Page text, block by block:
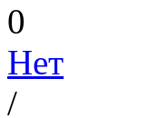
0
Нет
/